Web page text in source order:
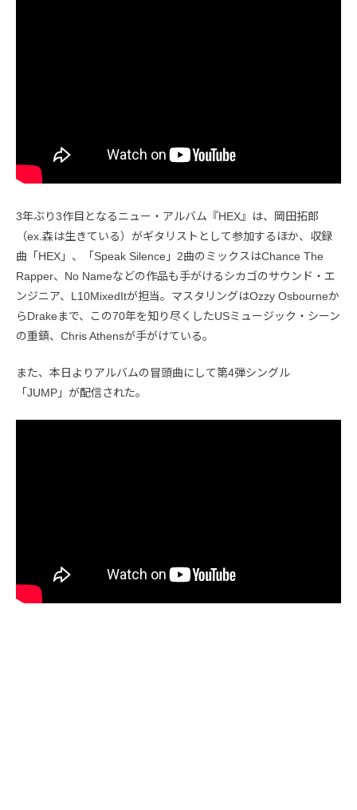
3年ぶり3作目となるニュー・アルバム『HEX』は、岡田拓郎
（ex.森は生きている）がギタリストとして参加するほか、収録
曲「HEX」、「Speak Silence」2曲のミックスはChance The
Rapper、No Nameなどの作品も手がけるシカゴのサウンド・エ
ンジニア、L10MixedItが担当。マスタリングはOzzy Osbourneか
らDrakeまで、この70年を知り尽くしたUSミュージック・シーン
の重鎮、Chris Athensが手がけている。
また、本日よりアルバムの冒頭曲にして第4弾シングル
「JUMP」が配信された。